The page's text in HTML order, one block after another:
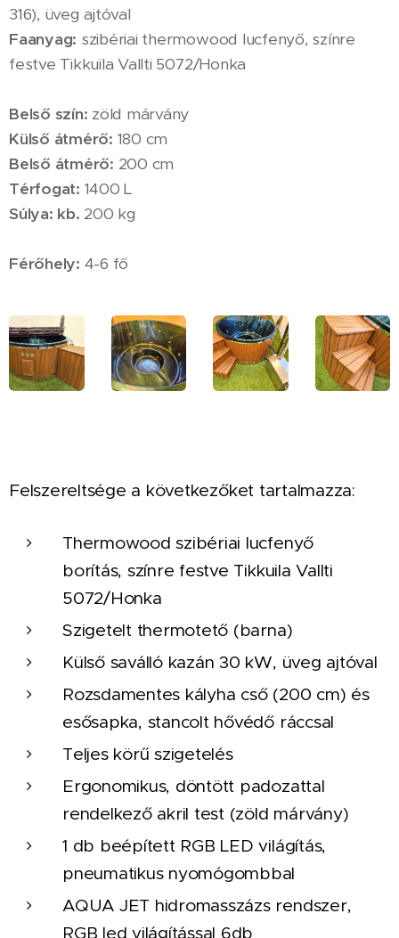
316), üveg ajtóval
Faanyag: szibériai thermowood lucfenyő, színre
festve Tikkuila Vallti 5072/Honka
Belső szín: zöld márvány
Külső átmérő: 180 cm
Belső átmérő: 200 cm
Térfogat: 1400 L
Súlya: kb. 200 kg
Férőhely: 4-6 fő
Felszereltsége a következőket tartalmazza:
Thermowood szibériai lucfenyő
borítás, színre festve Tikkuila Vallti
5072/Honka
Szigetelt thermotető (barna)
Külső saválló kazán 30 kW, üveg ajtóval
Rozsdamentes kályha cső (200 cm) és
esősapka, stancolt hővédő ráccsal
Teljes körű szigetelés
Ergonomikus, döntött padozattal
rendelkező akril test (zöld márvány)
1 db beépített RGB LED világítás,
pneumatikus nyomógombbal
AQUA JET hidromasszázs rendszer,
RGB led világítással 6db